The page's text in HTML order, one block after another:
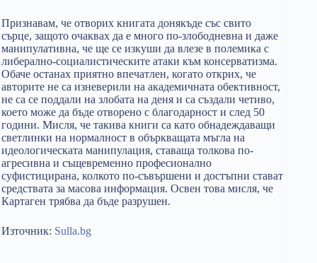
Признавам, че отворих книгата донякъде със свито
сърце, защото очаквах да е много по-злободневна и даже
манипулативна, че ще се изкуши да влезе в полемика с
либерално-социалистическите атаки към консерватизма.
Обаче останах приятно впечатлен, когато открих, че
авторите не са изневерили на академичната обективност,
не са се поддали на злобата на деня и са създали четиво,
което може да бъде отворено с благодарност и след 50
години. Мисля, че такива книги са като обнадеждаващи
светлинки на нормалност в объркващата мъгла на
идеологическата манипулация, ставаща толкова по-
агресивна и същевременно професионално
суфистицирана, колкото по-съвършени и достъпни стават
средствата за масова информация. Освен това мисля, че
Картаген трябва да бъде разрушен.
Източник: Sulla.bg